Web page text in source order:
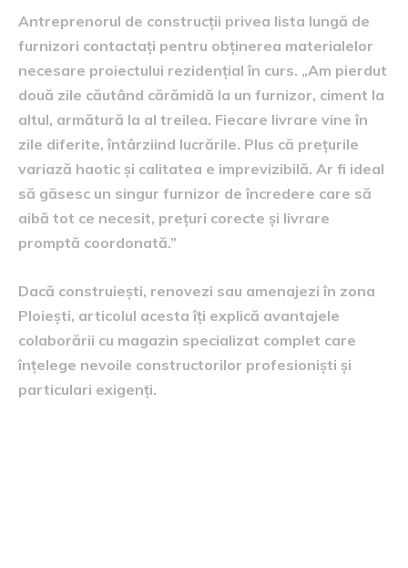
Antreprenorul de construcții privea lista lungă de
furnizori contactați pentru obținerea materialelor
necesare proiectului rezidențial în curs. „Am pierdut
două zile căutând cărămidă la un furnizor, ciment la
altul, armătură la al treilea. Fiecare livrare vine în
zile diferite, întârziind lucrările. Plus că prețurile
variază haotic și calitatea e imprevizibilă. Ar fi ideal
să găsesc un singur furnizor de încredere care să
aibă tot ce necesit, prețuri corecte și livrare
promptă coordonată.”
Dacă construiești, renovezi sau amenajezi în zona
Ploiești, articolul acesta îți explică avantajele
colaborării cu magazin specializat complet care
înțelege nevoile constructorilor profesioniști și
particulari exigenți.